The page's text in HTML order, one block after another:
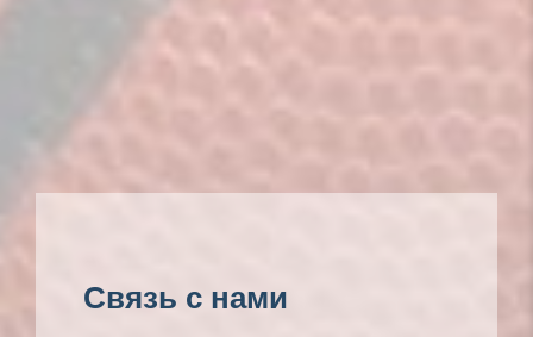
Связь с нами